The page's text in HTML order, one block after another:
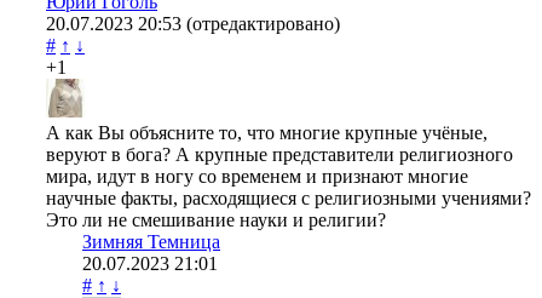
20.07.2023 20:53 (отредактировано)
# ↑ ↓
+1
А как Вы объясните то, что многие крупные учёные,
веруют в бога? А крупные представители религиозного
мира, идут в ногу со временем и признают многие
научные факты, расходящиеся с религиозными учениями?
Это ли не смешивание науки и религии?
Зимняя Темница
20.07.2023 21:01
# ↑ ↓